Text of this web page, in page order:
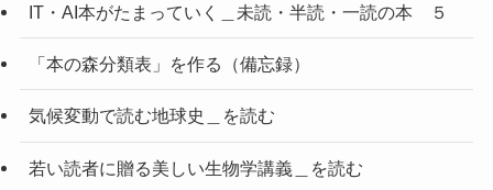
IT・AI本がたまっていく＿未読・半読・一読の本 ５
「本の森分類表」を作る（備忘録）
気候変動で読む地球史＿を読む
若い読者に贈る美しい生物学講義＿を読む